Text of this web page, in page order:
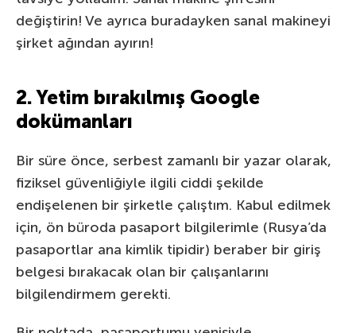
değiştirin! Ve ayrıca buradayken sanal makineyi
şirket ağından ayırın!
2. Yetim bırakılmış Google
dokümanları
Bir süre önce, serbest zamanlı bir yazar olarak,
fiziksel güvenliğiyle ilgili ciddi şekilde
endişelenen bir şirketle çalıştım. Kabul edilmek
için, ön büroda pasaport bilgilerimle (Rusya’da
pasaportlar ana kimlik tipidir) beraber bir giriş
belgesi bırakacak olan bir çalışanlarını
bilgilendirmem gerekti.